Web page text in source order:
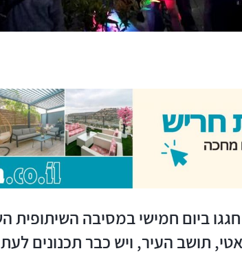
חגגו ביום חמישי במסיבה
תושב העיר, ויש כבר תכנונים